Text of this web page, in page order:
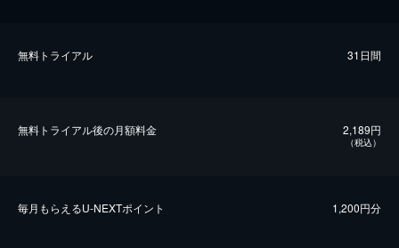
無料トライアル 31日間
無料トライアル後の⽉額料金 2,189円
（税込）
毎⽉もらえるU-NEXTポイント 1,200円分